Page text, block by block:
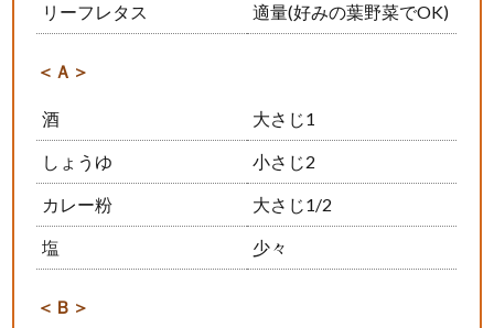
リーフレタス 適量(好みの葉野菜でOK)
＜Ａ＞
酒 大さじ1
しょうゆ 小さじ2
カレー粉 大さじ1/2
塩 少々
＜Ｂ＞